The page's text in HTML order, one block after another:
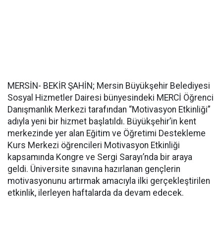
MERSİN- BEKİR ŞAHİN; Mersin Büyükşehir Belediyesi
Sosyal Hizmetler Dairesi bünyesindeki MERCİ Öğrenci
Danışmanlık Merkezi tarafından “Motivasyon Etkinliği”
adıyla yeni bir hizmet başlatıldı. Büyükşehir’in kent
merkezinde yer alan Eğitim ve Öğretimi Destekleme
Kurs Merkezi öğrencileri Motivasyon Etkinliği
kapsamında Kongre ve Sergi Sarayı’nda bir araya
geldi. Üniversite sınavına hazırlanan gençlerin
motivasyonunu artırmak amacıyla ilki gerçekleştirilen
etkinlik, ilerleyen haftalarda da devam edecek.